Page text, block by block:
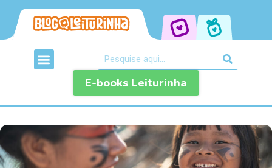
E-books Leiturinha